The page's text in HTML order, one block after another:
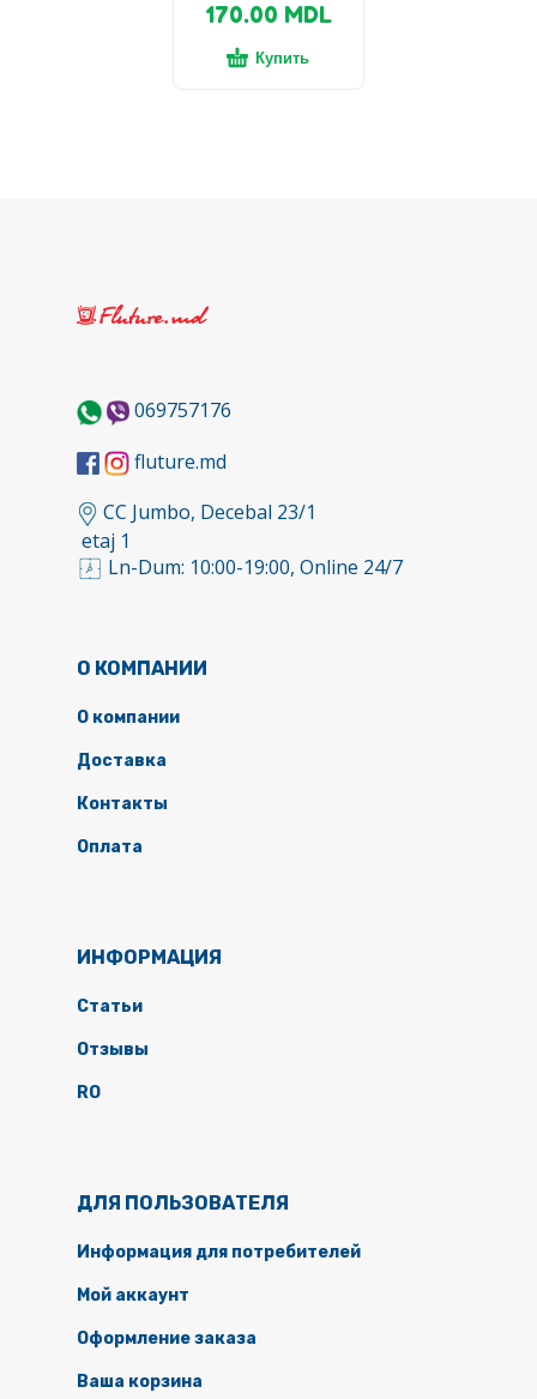
170.00 MDL
Купить
069757176
fluture.md
CC Jumbo, Decebal 23/1
etaj 1
Ln-Dum: 10:00-19:00, Online 24/7
О КОМПАНИИ
О компании
Доставка
Контакты
Оплата
ИНФОРМАЦИЯ
Статьи
Отзывы
RO
ДЛЯ ПОЛЬЗОВАТЕЛЯ
Информация для потребителей
Мой аккаунт
Оформление заказа
Ваша корзина